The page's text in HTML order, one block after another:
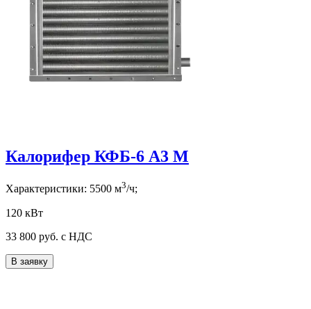
Калорифер КФБ-6 А3 М
Характеристики: 5500 м3/ч;
120 кВт
33 800 руб. с НДС
В заявку